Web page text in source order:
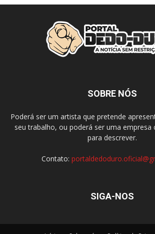
SOBRE NÓS
Poderá ser um artista que pretende
seu trabalho, ou poderá ser uma empresa
para descrever.
Contato:
SIGA-NOS